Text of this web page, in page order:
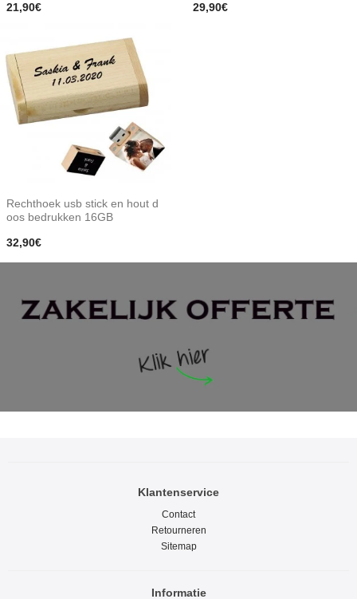
21,90€
29,90€
Rechthoek usb stick en hout d
oos bedrukken 16GB
32,90€
Klantenservice
Contact
Retourneren
Sitemap
Informatie